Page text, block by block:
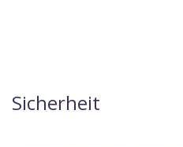
Sicherheit